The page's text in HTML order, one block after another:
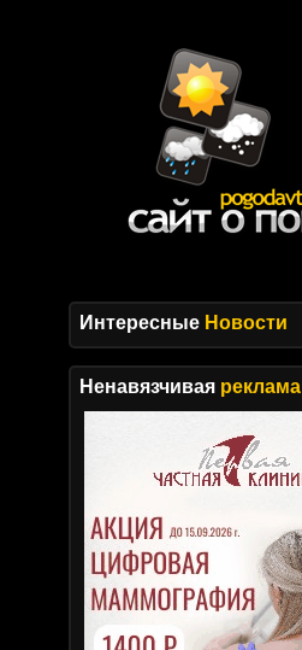
Интересные Новости
Ненавязчивая реклама